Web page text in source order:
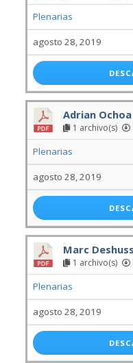
Plenarias
agosto 28, 2019
Adrian Ochoa
1 archivo(s)
Plenarias
agosto 28, 2019
Marc
1 archivo(s)
Plenarias
agosto 28, 2019